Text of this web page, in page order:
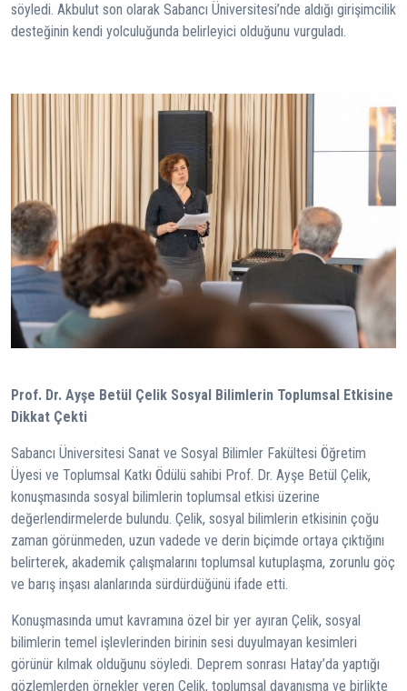
söyledi. Akbulut son olarak Sabancı Üniversitesi’nde aldığı girişimcilik
desteğinin kendi yolculuğunda belirleyici olduğunu vurguladı.
Prof. Dr. Ayşe Betül Çelik Sosyal Bilimlerin Toplumsal Etkisine
Dikkat Çekti
Sabancı Üniversitesi Sanat ve Sosyal Bilimler Fakültesi Öğretim
Üyesi ve Toplumsal Katkı Ödülü sahibi Prof. Dr. Ayşe Betül Çelik,
konuşmasında sosyal bilimlerin toplumsal etkisi üzerine
değerlendirmelerde bulundu. Çelik, sosyal bilimlerin etkisinin çoğu
zaman görünmeden, uzun vadede ve derin biçimde ortaya çıktığını
belirterek, akademik çalışmalarını toplumsal kutuplaşma, zorunlu göç
ve barış inşası alanlarında sürdürdüğünü ifade etti.
Konuşmasında umut kavramına özel bir yer ayıran Çelik, sosyal
bilimlerin temel işlevlerinden birinin sesi duyulmayan kesimleri
görünür kılmak olduğunu söyledi. Deprem sonrası Hatay’da yaptığı
gözlemlerden örnekler veren Çelik, toplumsal dayanışma ve birlikte